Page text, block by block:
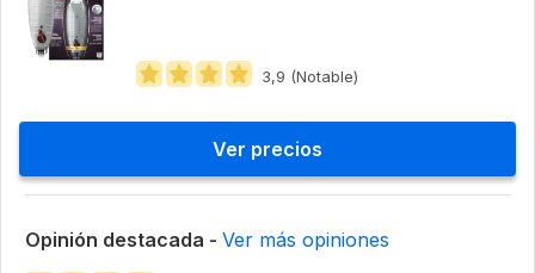
3,9 (Notable)
Ver precios
Opinión destacada - Ver más opiniones